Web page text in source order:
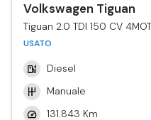
Volkswagen Tiguan
Tiguan 2.0 TDI 150 CV
Tech.
USATO
Diesel
Manuale
131.843 Km